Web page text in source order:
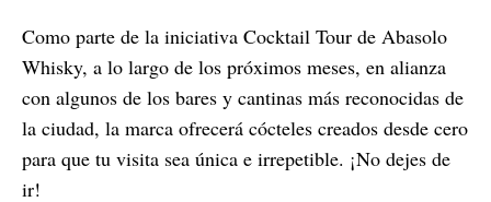
Como parte de la iniciativa Cocktail Tour de Abasolo
Whisky, a lo largo de los próximos meses, en alianza
con algunos de los bares y cantinas más reconocidas de
la ciudad, la marca ofrecerá cócteles creados desde cero
para que tu visita sea única e irrepetible. ¡No dejes de
ir!